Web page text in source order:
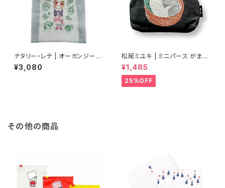
ナタリー・レテ | オーガンジーバ
ッグ | Organdy Bag Dog
¥3,080
松尾ミユキ | ミニパース がま口
ポーチ ブラック | Mini Purse
black
¥1,485
25%OFF
その他の商品